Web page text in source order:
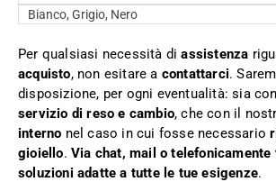
Bianco, Grigio, Nero
Per qualsiasi necessità diassistenza
acquisto, non esitare a contattarci.
disposizione, per ogni eventualità: sia
servizio di reso e cambio, che con il
interno nel caso in cui fosse necessario
gioiello.Via chat, mail o
soluzioni adatte a tutte le tue esigenze.